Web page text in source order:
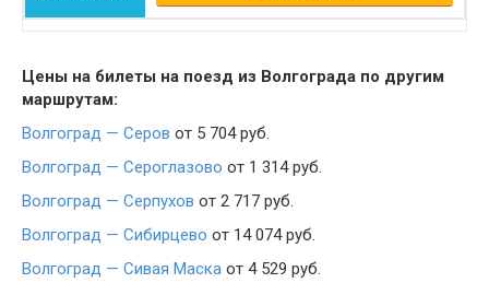
Цены на билеты на поезд из Волгограда по другим
маршрутам:
Волгоград — Серов от 5 704 руб.
Волгоград — Сероглазово от 1 314 руб.
Волгоград — Серпухов от 2 717 руб.
Волгоград — Сибирцево от 14 074 руб.
Волгоград — Сивая Маска от 4 529 руб.